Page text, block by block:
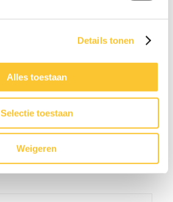
Details tonen
Alles toestaan
Selectie toestaan
Weigeren